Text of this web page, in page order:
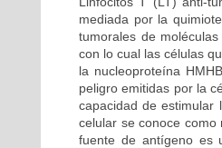
mediada por la
tumorales de
con lo cual las células
la nucleoproteína
peligro emitidas por la
capacidad de estimular
celular se conoce
fuente de antígeno es